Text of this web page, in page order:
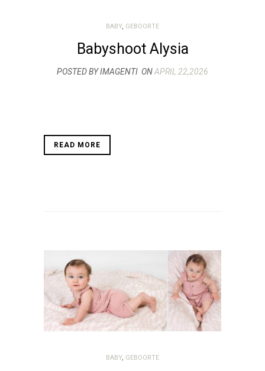
BABY, GEBOORTE
Babyshoot Alysia
POSTED BY IMAGENTI ONAPRIL 22,2026
READ MORE
BABY, GEBOORTE